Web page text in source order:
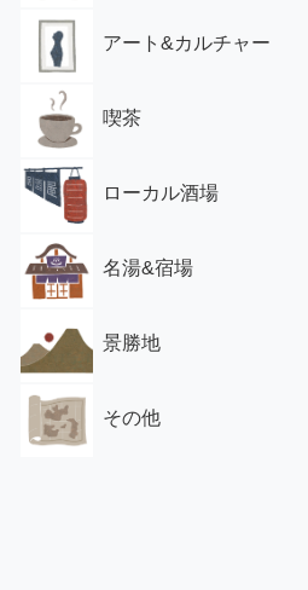
アート&カルチャー
喫茶
ローカル酒場
名湯&宿場
景勝地
その他